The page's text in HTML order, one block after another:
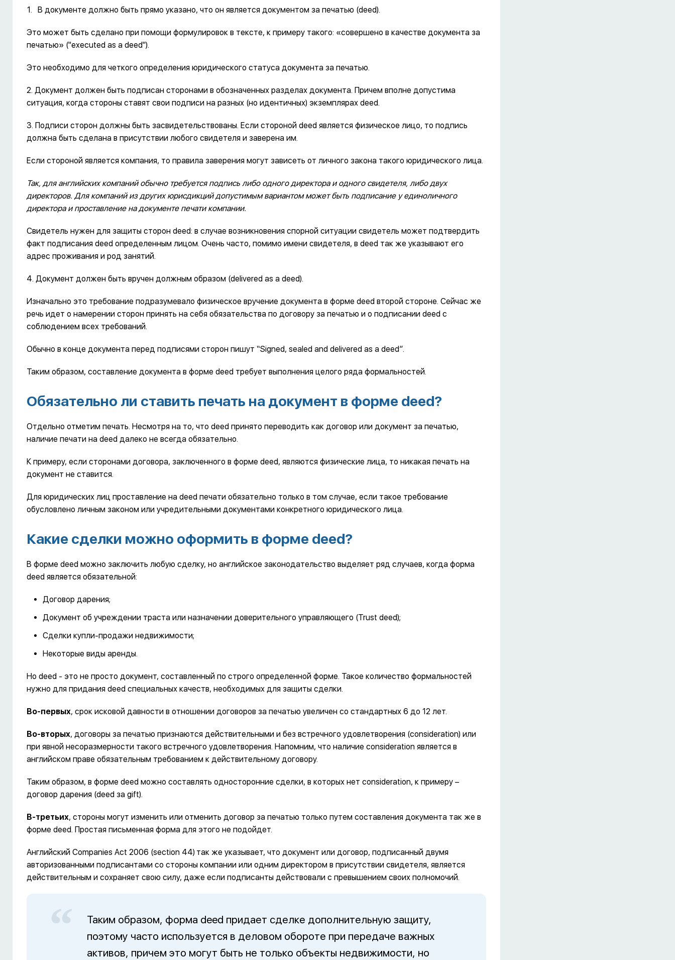
В документе должно быть прямо указано, что он является документом за печатью (deed).
Это может быть сделано при помощи формулировок в тексте, к примеру такого: «совершено в качестве документа за
печатью» ("executed as a deed").
Это необходимо для четкого определения юридического статуса документа за печатью.
2. Документ должен быть подписан сторонами в обозначенных разделах документа. Причем вполне допустима
ситуация, когда стороны ставят свои подписи на разных (но идентичных) экземплярах deed.
3. Подписи сторон должны быть засвидетельствованы. Если стороной deed является физическое лицо, то подпись
должна быть сделана в присутствии любого свидетеля и заверена им.
Если стороной является компания, то правила заверения могут зависеть от личного закона такого юридического лица.
Так, для английских компаний обычно требуется подпись либо одного директора и одного свидетеля, либо двух
директоров. Для компаний из других юрисдикций допустимым вариантом может быть подписание у единоличного
директора и проставление на документе печати компании.
Свидетель нужен для защиты сторон deed: в случае возникновения спорной ситуации свидетель может подтвердить
факт подписания deed определенным лицом. Очень часто, помимо имени свидетеля, в deed так же указывают его
адрес проживания и род занятий.
4. Документ должен быть вручен должным образом (delivered as a deed).
Изначально это требование подразумевало физическое вручение документа в форме deed второй стороне. Сейчас же
речь идет о намерении сторон принять на себя обязательства по договору за печатью и о подписании deed с
соблюдением всех требований.
Обычно в конце документа перед подписями сторон пишут “Signed, sealed and delivered as a deed”.
Таким образом, составление документа в форме deed требует выполнения целого ряда формальностей.
Обязательно ли ставить печать на документ в форме deed?
Отдельно отметим печать. Несмотря на то, что deed принято переводить как договор или документ за печатью,
наличие печати на deed далеко не всегда обязательно.
К примеру, если сторонами договора, заключенного в форме deed, являются физические лица, то никакая печать на
документ не ставится.
Для юридических лиц проставление на deed печати обязательно только в том случае, если такое требование
обусловлено личным законом или учредительными документами конкретного юридического лица.
Какие сделки можно оформить в форме deed?
В форме deed можно заключить любую сделку, но английское законодательство выделяет ряд случаев, когда форма
deed является обязательной:
Договор дарения;
Документ об учреждении траста или назначении доверительного управляющего (Trust deed);
Сделки купли-продажи недвижимости;
Некоторые виды аренды.
Но deed - это не просто документ, составленный по строго определенной форме. Такое количество формальностей
нужно для придания deed специальных качеств, необходимых для защиты сделки.
Во-первых, срок исковой давности в отношении договоров за печатью увеличен со стандартных 6 до 12 лет.
Во-вторых, договоры за печатью признаются действительными и без встречного удовлетворения (consideration) или
при явной несоразмерности такого встречного удовлетворения. Напомним, что наличие consideration является в
английском праве обязательным требованием к действительному договору.
Таким образом, в форме deed можно составлять односторонние сделки, в которых нет consideration, к примеру –
договор дарения (deed за gift).
В-третьих, стороны могут изменить или отменить договор за печатью только путем составления документа так же в
форме deed. Простая письменная форма для этого не подойдет.
Английский Companies Act 2006 (section 44) так же указывает, что документ или договор, подписанный двумя
авторизованными подписантами со стороны компании или одним директором в присутствии свидетеля, является
действительным и сохраняет свою силу, даже если подписанты действовали с превышением своих полномочий.
Таким образом, форма deed придает сделке дополнительную защиту,
поэтому часто используется в деловом обороте при передаче важных
активов, причем это могут быть не только объекты недвижимости, но